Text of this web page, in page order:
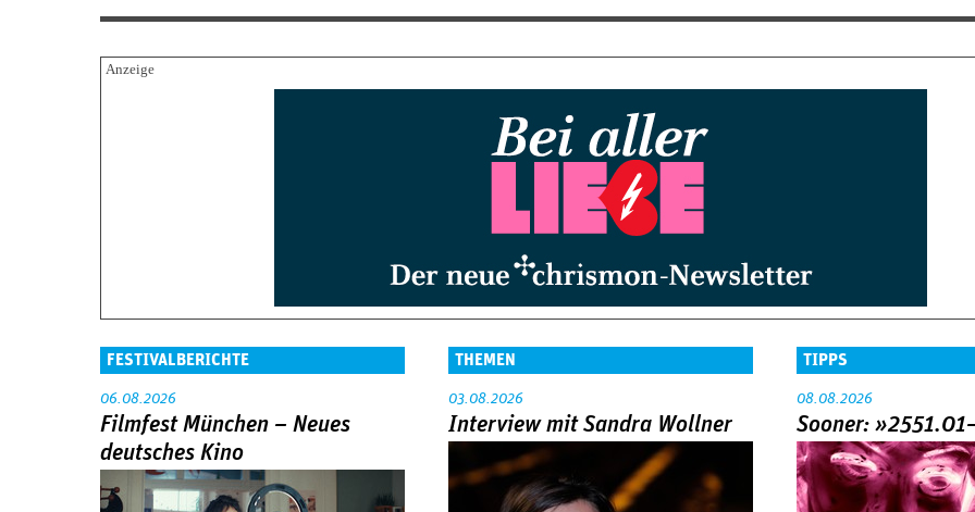
FESTIVALBERICHTE
06.08.2026
Filmfest München – Neues
deutsches Kino
THEMEN
03.08.2026
Interview mit Sandra Wollner
TIPPS
08.08.2026
Sooner: